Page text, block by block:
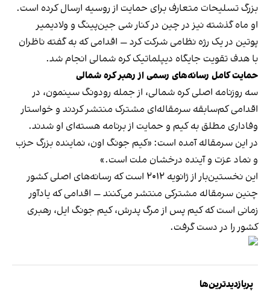
بزرگ تسلیحات متعارف برای حمایت از روسیه ارسال کرده است.
او ماه گذشته نیز در چین در کنار شی جین‌پینگ و ولادیمیر
پوتین در یک رژه نظامی شرکت کرد — اقدامی که به گفته ناظران
با هدف تقویت جایگاه دیپلماتیک کره شمالی انجام شد.
حمایت کامل رسانه‌های رسمی از رهبر کره شمالی
سه روزنامه اصلی کره شمالی، از جمله رودونگ سینمون، در
اقدامی کم‌سابقه سرمقاله‌ای مشترک منتشر کردند و خواستار
وفاداری مطلق به کیم و حمایت از برنامه هسته‌ای او شدند.
در این سرمقاله آمده است: «کیم جونگ اون، نماینده بزرگ حزب
و نماد عزت و آینده درخشان ملت است.»
این نخستین‌بار از ژانویه ۲۰۱۲ است که رسانه‌های اصلی کشور
چنین سرمقاله مشترکی منتشر می‌کنند — اقدامی که یادآور
زمانی است که کیم پس از مرگ پدرش، کیم جونگ ایل، رهبری
کشور را در دست گرفت.
پربازدیدترین‌ها